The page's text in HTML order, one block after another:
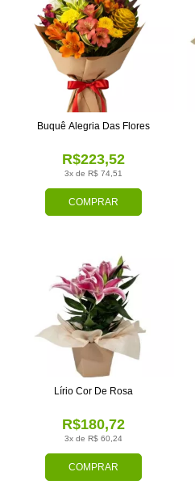
COMPRAR
3x de R$ 74,51
R$223,52
Buquê Alegria Das Flores
COMPRAR
3x de R$ 60,24
R$180,72
Lírio Cor De Rosa